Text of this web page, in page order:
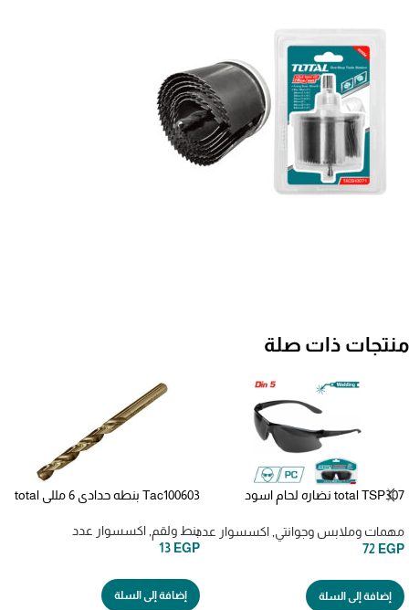
منتجات ذات صلة
total TSP307 نضاره لحام اسود
GOGGLE
مهمات وملابس وجوانتي اكسسوار عدد
72 EGP
إضافة إلى السلة
Tac100603 بنطه حدادي 6 مللي total
بنط ولقم اكسسوار عدد
13 EGP
إضافة إلى السلة